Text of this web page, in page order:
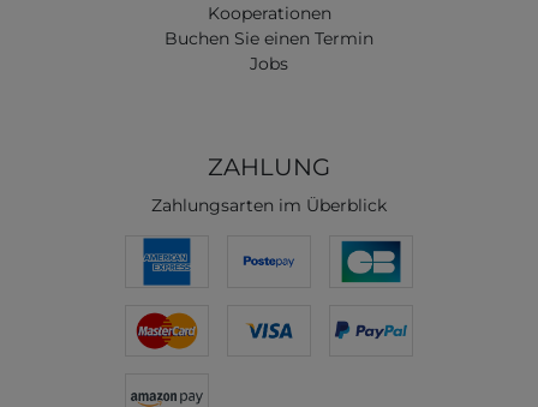
Kooperationen
Buchen Sie einen Termin
Jobs
ZAHLUNG
Zahlungsarten im Überblick